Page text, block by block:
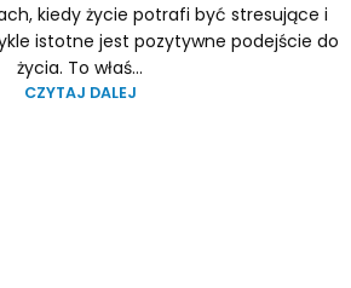
kiedy życie potrafi być stresujące i
istotne jest pozytywne podejście do
życia. To właś...
CZYTAJ DALEJ